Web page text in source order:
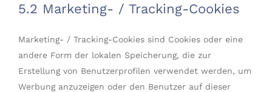
5.2 Marketing- / Tracking-Cookies
Marketing- / Tracking-Cookies sind Cookies oder eine
andere Form der lokalen Speicherung, die zur
Erstellung von Benutzerprofilen verwendet werden, um
Werbung anzuzeigen oder den Benutzer auf dieser